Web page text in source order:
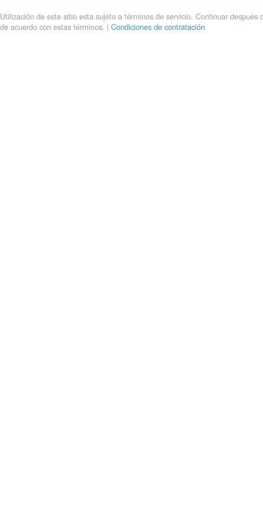
Utilización de este sitio esta sujeto a términos de servicio. Continuar después
de acuerdo con estas términos. | Condiciones de contratación